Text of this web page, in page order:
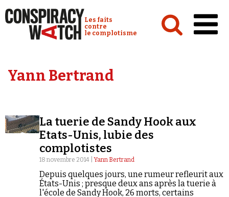
Conspiracy Watch :
Les faits
contre
le complotisme
Analyses
Vidéos
Émissions
Revues de presse
Yann Bertrand
La tuerie de Sandy Hook aux
Etats-Unis, lubie des
complotistes
18 novembre 2014 |Yann Bertrand
Depuis quelques jours, une rumeur refleurit aux
États-Unis ; presque deux ans après la tuerie à
l'école de Sandy Hook, 26 morts, certains